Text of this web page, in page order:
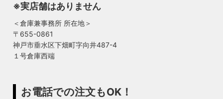
※実店舗はありません
＜倉庫兼事務所 所在地＞
〒655-0861
神戸市垂水区下畑町字向井487-4
１号倉庫西端
お電話での注文もOK！